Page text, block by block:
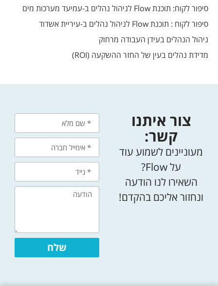
סיפור לקוח: תוכנת Flow לניהול נהלים ב-עמיעד מערכות מים
סיפור לקוח : תוכנת Flow לניהול נהלים ב-עיריית אשדוד
ניהול הנהלים בעידן העבודה מרחוק
מדידת נהלים בעין של החזר ההשקעה (ROI)
צור איתנו
קשר:
מעוניינים לשמוע עוד
על Flow?
השאירו לנו הודעה
ונחזור אליכם בהקדם!
שלח